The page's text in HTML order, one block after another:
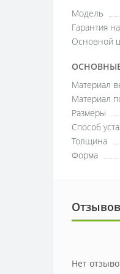
Модель
Гарантия
Основной
Материал
Материал
Размеры
Способ
Толщина
Форма
Нет